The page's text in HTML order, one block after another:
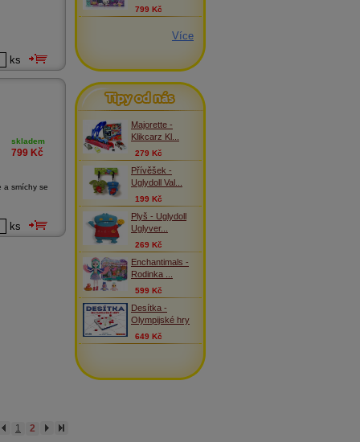
ks
skladem
799 Kč
a smíchy se
ks
1 2
799 Kč
Více
Tipy od nás
Majorette -
Klikcarz Kl...
279 Kč
Přívěšek -
Uglydoll Val...
199 Kč
Plyš - Uglydoll
Uglyver...
269 Kč
Enchantimals -
Rodinka ...
599 Kč
Desítka -
Olympijské hry
649 Kč